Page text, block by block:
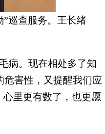
”巡查服务。王长绪
病。现在相处多了知
害性，又提醒我们应
里更有数了，也更愿